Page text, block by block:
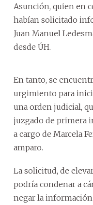
Asunción, quien en
habían solicitado
Juan Manuel
desde ÚH.
En tanto, se
urgimiento para
una orden judicial,
juzgado de primera
a cargo de Marcela
amparo.
La solicitud, de
podría condenar a
negar la